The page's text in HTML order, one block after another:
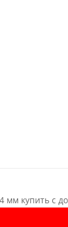
купить с